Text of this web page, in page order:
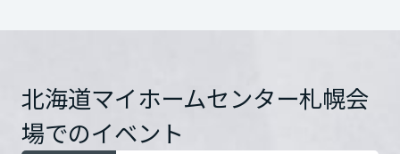
これから住まいをご検討の方
ホームラウンジ リフォーム
のまちづくりを実現していきます。
ミサワゼネラルソリューション
ツや、ミサワホームからの大切なお知らせなど配信しています。
ミサワオーナーズクラブ
採用情報
新卒者採用
中途採用
北海道マイホームセンター札幌会
場でのイベント
栃木県
開催場所
北海道マイホームセンター
札幌会場